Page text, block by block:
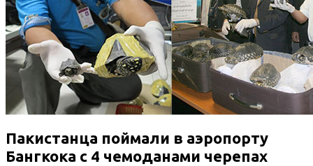
Пакистанца поймали в аэропорту
Бангкока с 4 чемоданами черепах